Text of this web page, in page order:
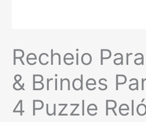
Recheio
& Brindes
4 Puzzle